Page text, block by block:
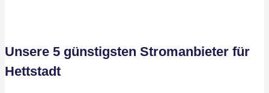
Unsere 5 günstigsten Stromanbieter für
Hettstadt